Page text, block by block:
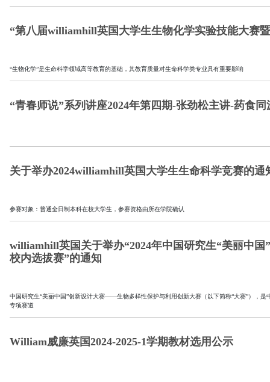
“第八届williamhill英国大学生生物化学实验技能大赛
“生物化学”是生命科学领域高等教育的基础，其教育质量对生命科学类专业具有重要影响
“青春师说”系列讲座2024年第四期-张劲松主讲-药食
关于举办2024williamhill英国大学生生命科学竞赛的通
参赛对象：普通全日制本科在校大学生，参赛资格由所在学院确认
williamhill英国关于举办“2024年中国研究生“美丽中
校内选拔赛”的通知
中国研究生“美丽中国”创新设计大赛——生物多样性保护与利用创新大赛（以下简称“大赛”），
专项赛道
William威廉英国2024-2025-1学期教材选用公示